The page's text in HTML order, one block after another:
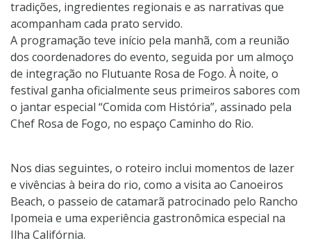
tradições, ingredientes regionais e as narrativas que
acompanham cada prato servido.
A programação teve início pela manhã, com a reunião
dos coordenadores do evento, seguida por um almoço
de integração no Flutuante Rosa de Fogo. À noite, o
festival ganha oficialmente seus primeiros sabores com
o jantar especial “Comida com História”, assinado pela
Chef Rosa de Fogo, no espaço Caminho do Rio.
Nos dias seguintes, o roteiro inclui momentos de lazer
e vivências à beira do rio, como a visita ao Canoeiros
Beach, o passeio de catamarã patrocinado pelo Rancho
Ipomeia e uma experiência gastronômica especial na
Ilha Califórnia.